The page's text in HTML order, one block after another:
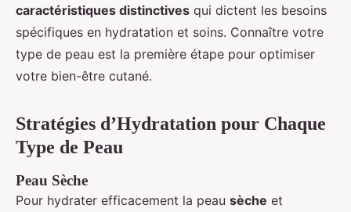
caractéristiques distinctives qui dictent les besoins
spécifiques en hydratation et soins. Connaître votre
type de peau est la première étape pour optimiser
votre bien-être cutané.
Stratégies d’Hydratation pour Chaque
Type de Peau
Peau Sèche
Pour hydrater efficacement la peau sèche et